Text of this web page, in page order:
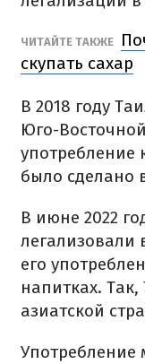
ЧИТАЙТЕ ТАКЖЕ
скупать сахар
В 2018 году
Юго-
употребление
было сделано
В июне 2022
его
напитках.
азиатской
Употребление